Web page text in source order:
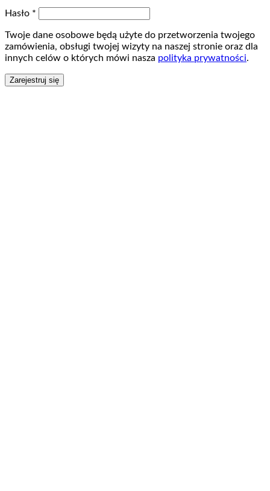
Hasło *
Twoje dane osobowe będą użyte do przetworzenia twojego
zamówienia, obsługi twojej wizyty na naszej stronie oraz dla
innych celów o których mówi nasza polityka prywatności.
Zarejestruj się